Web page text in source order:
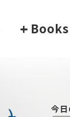
+ Books
今